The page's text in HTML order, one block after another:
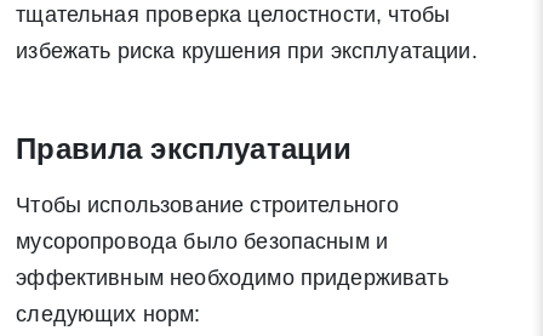
тщательная проверка целостности, чтобы
избежать риска крушения при эксплуатации.
Правила эксплуатации
Чтобы использование строительного
мусоропровода было безопасным и
эффективным необходимо придерживать
следующих норм: